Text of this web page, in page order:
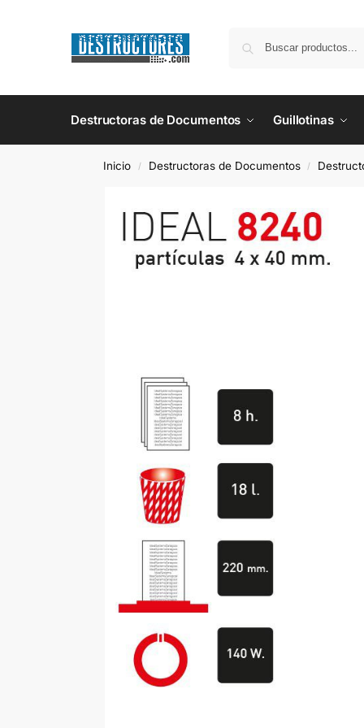
Destructoras de Documentos Guillotinas
Inicio / Destructoras de Documentos /